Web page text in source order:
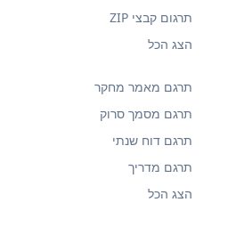
תרגם מאמר מחקר
תרגם מסמך סרוק
תרגם דוח שנתי
תרגם מדריך
הצג הכל
תרגום קבצי ZIP
הצג הכל